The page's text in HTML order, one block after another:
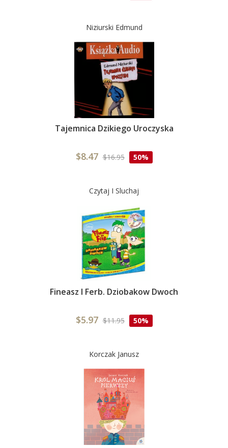
Niziurski Edmund
Tajemnica Dzikiego Uroczyska
$8.47 $16.95 50%
Czytaj I Sluchaj
Fineasz I Ferb. Dziobakow Dwoch
$5.97 $11.95 50%
Korczak Janusz